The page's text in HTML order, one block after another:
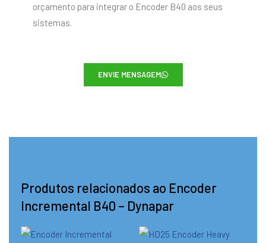
orçamento para integrar o Encoder B40 aos seus
sistemas.
ENVIE MENSAGEM
Produtos relacionados ao Encoder
Incremental B40 – Dynapar